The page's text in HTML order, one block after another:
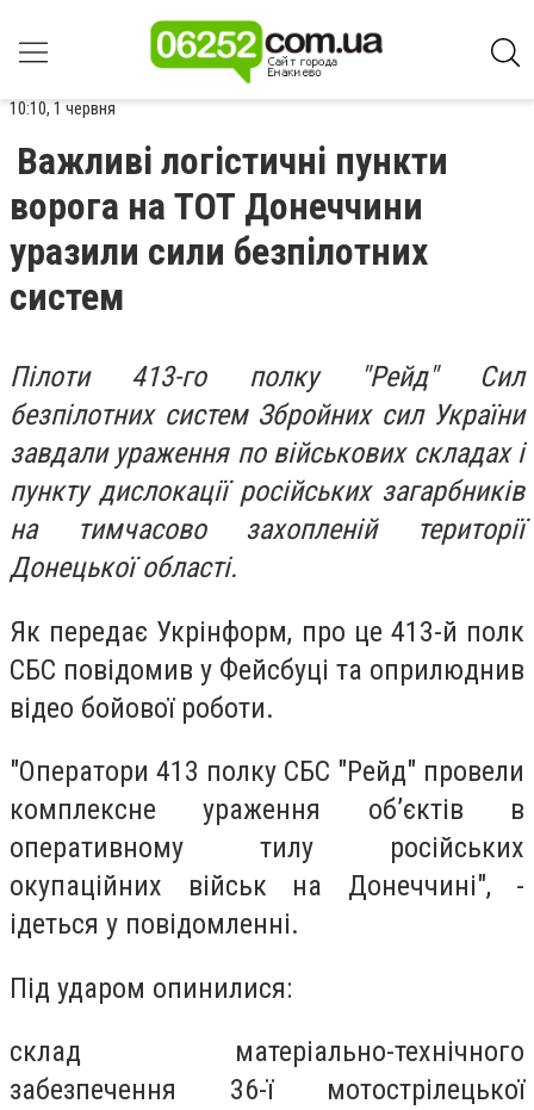
10:10, 1 червня
Важливі логістичні пункти
ворога на ТОТ Донеччини
уразили сили безпілотних
систем
Пілоти 413-го полку "Рейд" Сил
безпілотних систем Збройних сил України
завдали ураження по військових складах і
пункту дислокації російських загарбників
на тимчасово захопленій території
Донецької області.
Як передає Укрінформ, про це 413-й полк
СБС повідомив у Фейсбуці та оприлюднив
відео бойової роботи.
"Оператори 413 полку СБС "Рейд" провели
комплексне ураження обʼєктів в
оперативному тилу російських
окупаційних військ на Донеччині", -
ідеться у повідомленні.
Під ударом опинилися:
склад матеріально-технічного
забезпечення 36-ї мотострілецької